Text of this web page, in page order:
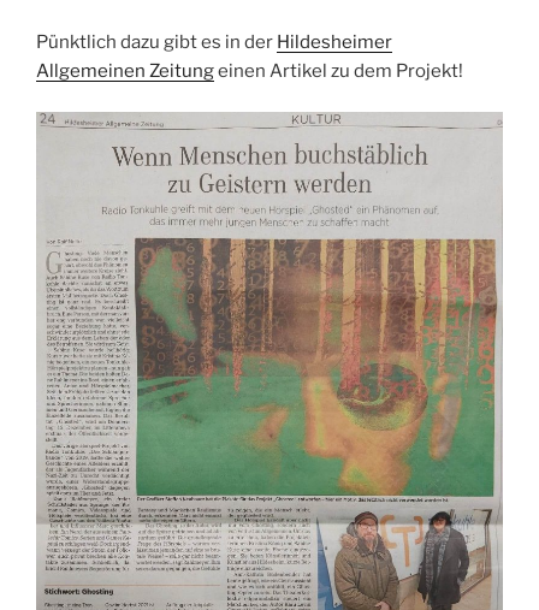
Pünktlich dazu gibt es in der Hildesheimer
Allgemeinen Zeitungeinen Artikel zu dem Projekt!